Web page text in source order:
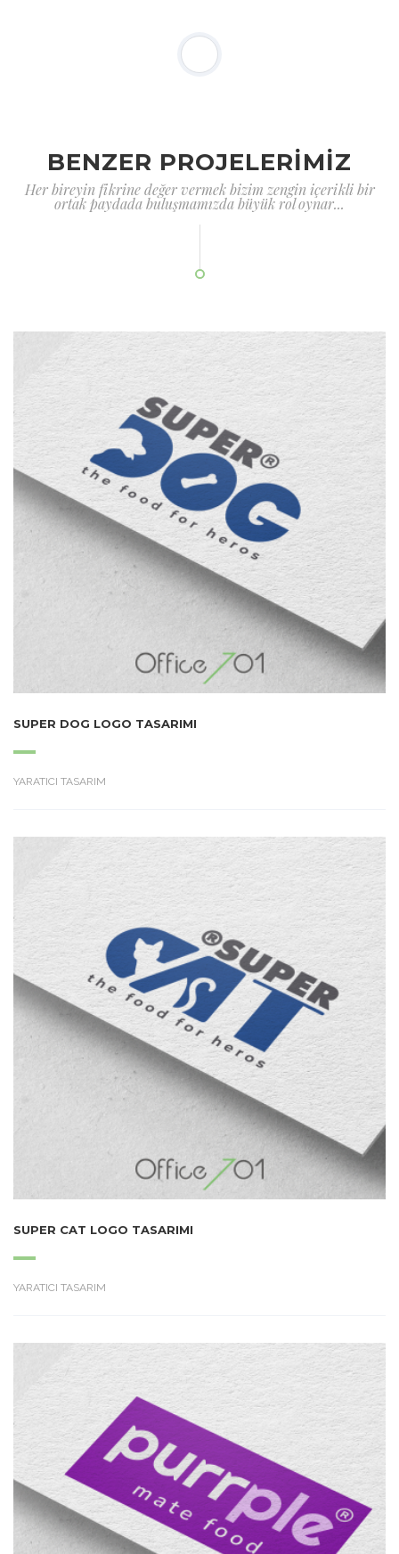
BENZER PROJELERİMİZ
Her bireyin fikrine değer vermek bizim zengin içerikli bir
ortak paydada buluşmamızda büyük rol oynar...
SUPER DOG LOGO TASARIMI
YARATICI TASARIM
SUPER CAT LOGO TASARIMI
YARATICI TASARIM